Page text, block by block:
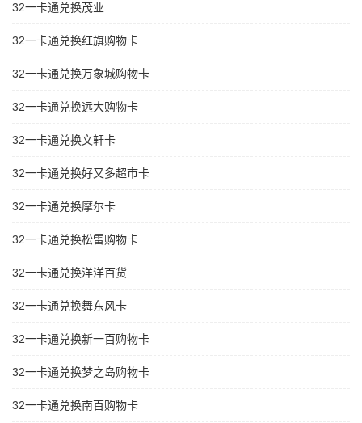
32一卡通兑换茂业
32一卡通兑换红旗购物卡
32一卡通兑换万象城购物卡
32一卡通兑换远大购物卡
32一卡通兑换文轩卡
32一卡通兑换好又多超市卡
32一卡通兑换摩尔卡
32一卡通兑换松雷购物卡
32一卡通兑换洋洋百货
32一卡通兑换舞东风卡
32一卡通兑换新一百购物卡
32一卡通兑换梦之岛购物卡
32一卡通兑换南百购物卡